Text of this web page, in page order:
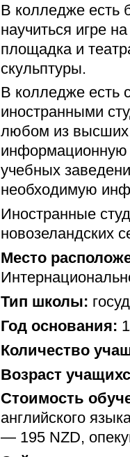
В колледже есть
научиться игре
площадка и
скульптуры.
В колледже есть
иностранными
любом из высших
информационную
учебных
необходимую
Иностранные
новозеландских
Место
Тип школы:
Год основания:
Количество
Возраст
Стоимость
английского
— 195 NZD,